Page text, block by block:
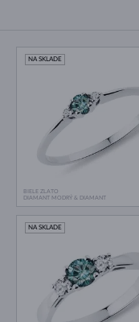
BIELE ZLATO
DIAMANT MODRÝ & DIAMANT
NA SKLADE
NA SKLADE